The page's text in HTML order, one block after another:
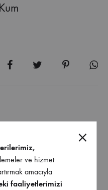
ve hizmet
amacıyla
faaliyetlerimizi